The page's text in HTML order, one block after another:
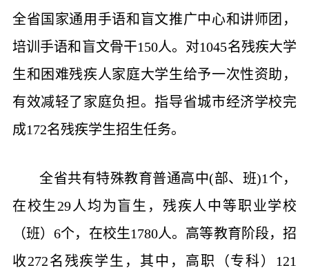
全省国家通用手语和盲文推广中心和讲师团，
培训手语和盲文骨干150人。对1045名残疾大学
生和困难残疾人家庭大学生给予一次性资助，
有效减轻了家庭负担。指导省城市经济学校完
成172名残疾学生招生任务。
全省共有特殊教育普通高中(部、班)1个，
在校生29人均为盲生，残疾人中等职业学校
（班）6个，在校生1780人。高等教育阶段，招
收272名残疾学生，其中，高职（专科）121